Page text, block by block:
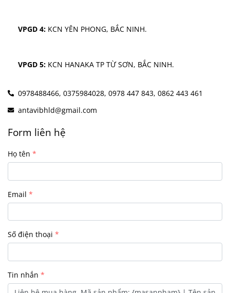
VPGD 4: KCN YÊN PHONG, BẮC NINH.
VPGD 5: KCN HANAKA TP TỪ SƠN, BẮC NINH.
0978488466, 0375984028, 0978 447 843, 0862 443 461
antavibhld@gmail.com
Form liên hệ
Họ tên
Email
Số điện thoại
Tin nhắn